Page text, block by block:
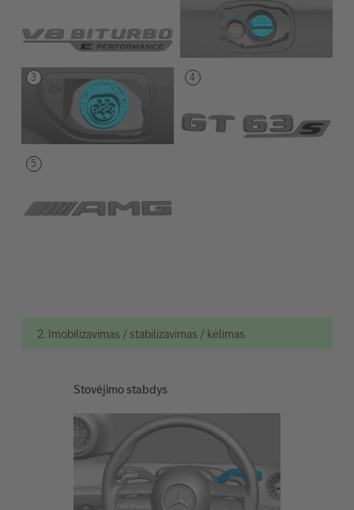
2. Imobilizavimas / stabilizavimas / kėlimas
Stovėjimo stabdys